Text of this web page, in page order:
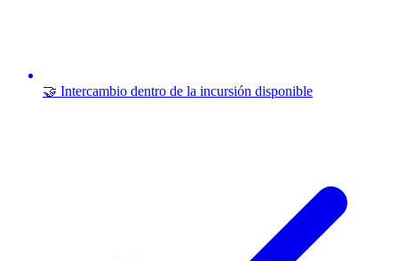
🤝 Intercambio dentro de la incursión disponible